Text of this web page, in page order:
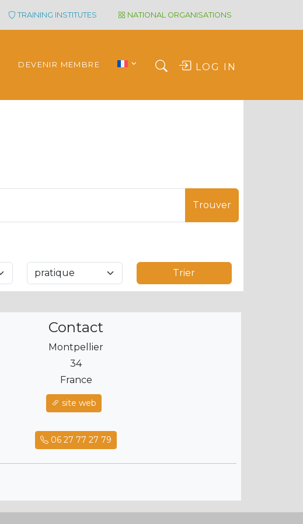
TRAINING INSTITUTES NATIONAL ORGANISATIONS
DEVENIR MEMBRE LOG IN
Trouver
Trier
Contact
Montpellier
34
France
site web
06 27 77 27 79